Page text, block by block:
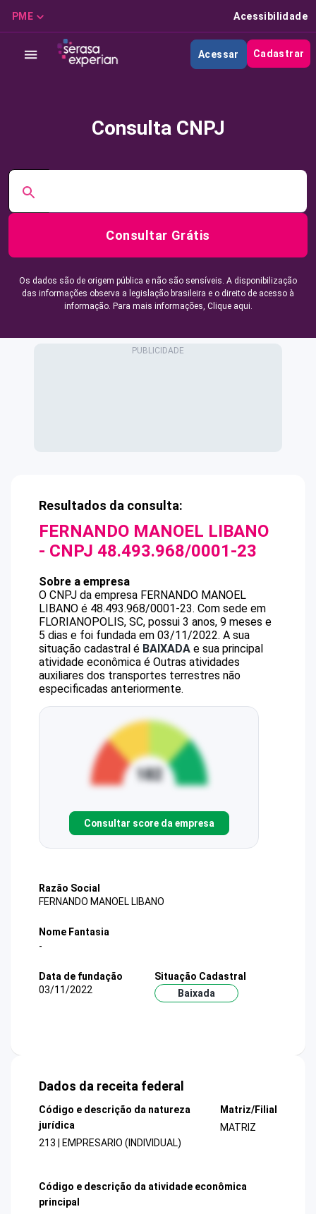
PME Acessibilidade
Acessar Cadastrar
Consulta CNPJ
Consultar Grátis
Os dados são de origem pública e não são sensíveis. A disponibilização
das informações observa a legislação brasileira e o direito de acesso à
informação. Para mais informações, Clique aqui.
Resultados da consulta:
FERNANDO MANOEL LIBANO
- CNPJ 48.493.968/0001-23
Sobre a empresa
O CNPJ da empresa FERNANDO MANOEL
LIBANO é 48.493.968/0001-23. Com sede em
FLORIANOPOLIS, SC, possui 3 anos, 9 meses e
5 dias e foi fundada em 03/11/2022. A sua
situação cadastral é BAIXADA e sua principal
atividade econômica é Outras atividades
auxiliares dos transportes terrestres não
especificadas anteriormente.
Consultar score da empresa
Razão Social
FERNANDO MANOEL LIBANO
Nome Fantasia
-
Data de fundação
03/11/2022
Situação Cadastral
Baixada
Dados da receita federal
Código e descrição da natureza
jurídica
213 | EMPRESARIO (INDIVIDUAL)
Matriz/Filial
MATRIZ
Código e descrição da atividade econômica
principal